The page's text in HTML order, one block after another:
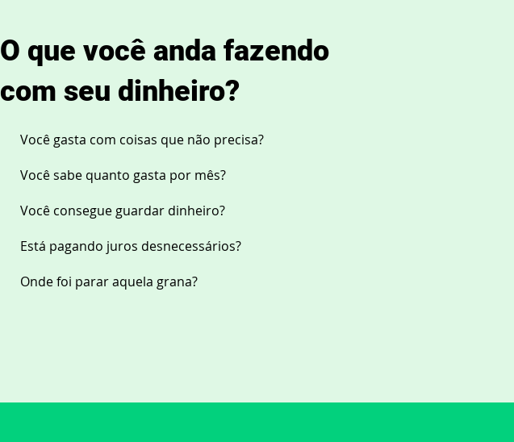
O que você anda fazendo
com seu dinheiro?
Você gasta com coisas que não precisa?
Você sabe quanto gasta por mês?
Você consegue guardar dinheiro?
Está pagando juros desnecessários?
Onde foi parar aquela grana?